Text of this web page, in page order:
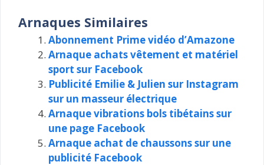
Arnaques Similaires
Abonnement Prime vidéo d’Amazone
Arnaque achats vêtement et matériel
sport sur Facebook
Publicité Emilie & Julien sur Instagram
sur un masseur électrique
Arnaque vibrations bols tibétains sur
une page Facebook
Arnaque achat de chaussons sur une
publicité Facebook